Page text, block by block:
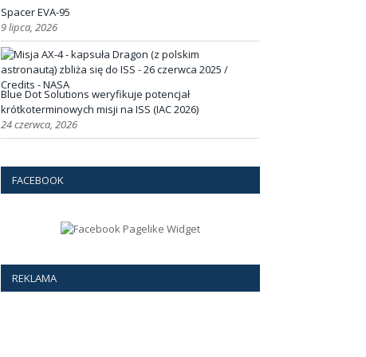
Spacer EVA-95
9 lipca, 2026
Blue Dot Solutions weryfikuje potencjał
krótkoterminowych misji na ISS (IAC 2026)
24 czerwca, 2026
FACEBOOK
REKLAMA